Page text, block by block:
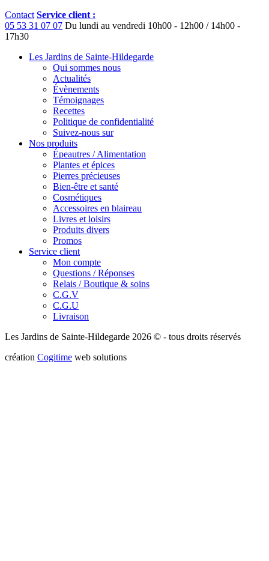
Contact Service client :
05 53 31 07 07 Du lundi au vendredi 10h00 - 12h00 / 14h00 -
17h30
Les Jardins de Sainte-Hildegarde
Qui sommes nous
Actualités
Évènements
Témoignages
Recettes
Politique de confidentialité
Suivez-nous sur
Nos produits
Épeautres / Alimentation
Plantes et épices
Pierres précieuses
Bien-être et santé
Cosmétiques
Accessoires en blaireau
Livres et loisirs
Produits divers
Promos
Service client
Mon compte
Questions / Réponses
Relais / Boutique & soins
C.G.V
C.G.U
Livraison
Les Jardins de Sainte-Hildegarde 2026 © - tous droits réservés
création Cogitime web solutions